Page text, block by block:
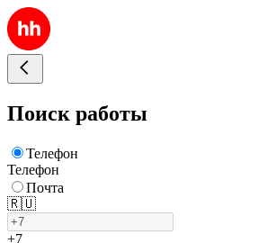
Поиск работы
Телефон
Телефон
Почта
🇷🇺
+7